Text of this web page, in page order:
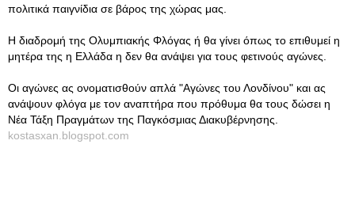
πολιτικά παιγνίδια σε βάρος της χώρας μας.
Η διαδρομή της Ολυμπιακής Φλόγας ή θα γίνει όπως το επιθυμεί η
μητέρα της η Ελλάδα η δεν θα ανάψει για τους φετινούς αγώνες.
Οι αγώνες ας ονοματισθούν απλά "Αγώνες του Λονδίνου" και ας
ανάψουν φλόγα με τον αναπτήρα που πρόθυμα θα τους δώσει η
Νέα Τάξη Πραγμάτων της Παγκόσμιας Διακυβέρνησης.
kostasxan.blogspot.com